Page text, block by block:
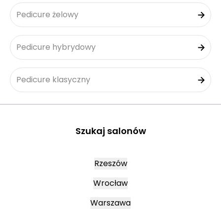
Pedicure żelowy
Pedicure hybrydowy
Pedicure klasyczny
Szukaj salonów
Rzeszów
Wrocław
Warszawa